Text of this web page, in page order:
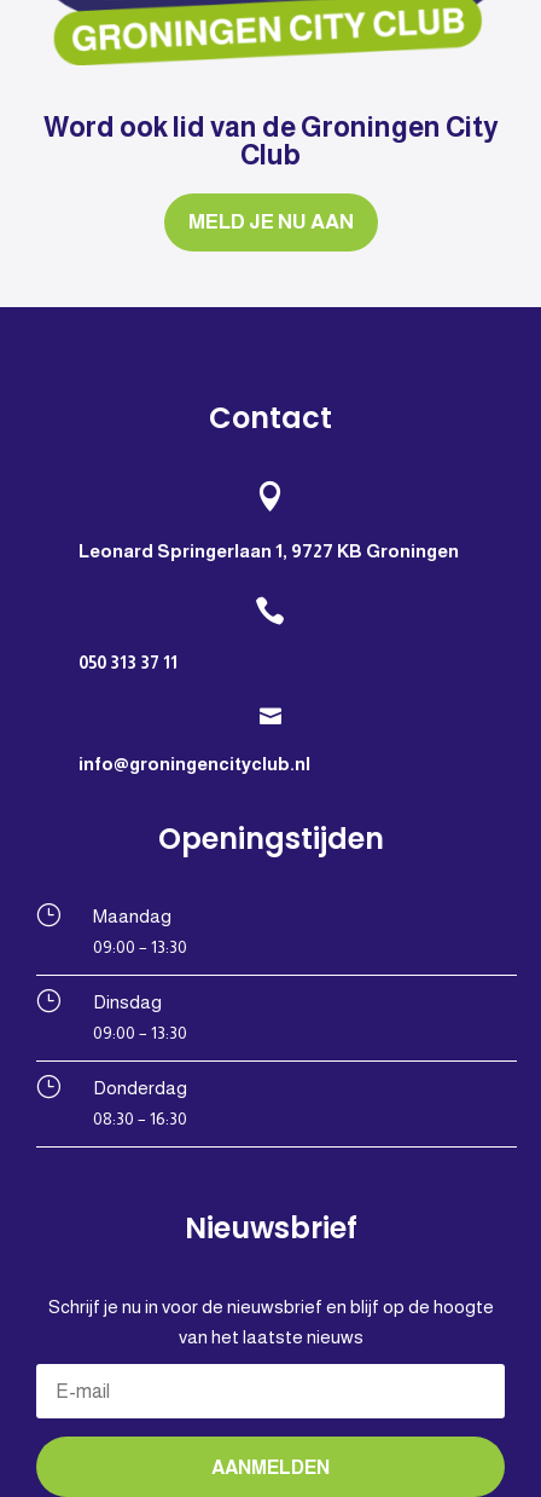
Word ook lid van de Groningen City
Club
MELD JE NU AAN
Contact

Leonard Springerlaan 1, 9727 KB Groningen

050 313 37 11

info@groningencityclub.nl
Openingstijden
} Maandag
09:00 – 13:30
} Dinsdag
09:00 – 13:30
} Donderdag
08:30 – 16:30
Nieuwsbrief
Schrijf je nu in voor de nieuwsbrief en blijf op de hoogte
van het laatste nieuws
AANMELDEN